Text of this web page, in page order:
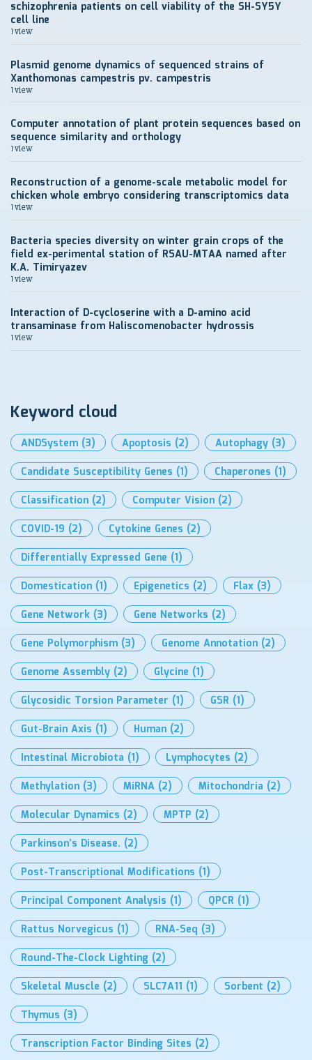
schizophrenia patients on cell viability of the SH-SY5Y
cell line
1 view
Plasmid genome dynamics of sequenced strains of
Xanthomonas campestris pv. campestris
1 view
Computer annotation of plant protein sequences based on
sequence similarity and orthology
1 view
Reconstruction of a genome-scale metabolic model for
chicken whole embryo considering transcriptomics data
1 view
Bacteria species diversity on winter grain crops of the
field ex-perimental station of RSAU-MTAA named after
K.A. Timiryazev
1 view
Interaction of D-cycloserine with a D-amino acid
transaminase from Haliscomenobacter hydrossis
1 view
Keyword cloud
ANDSystem (3) Apoptosis (2) Autophagy (3)
Candidate Susceptibility Genes (1) Chaperones (1)
Classification (2) Computer Vision (2)
COVID-19 (2) Cytokine Genes (2)
Differentially Expressed Gene (1)
Domestication (1) Epigenetics (2) Flax (3)
Gene Network (3) Gene Networks (2)
Gene Polymorphism (3) Genome Annotation (2)
Genome Assembly (2) Glycine (1)
Glycosidic Torsion Parameter (1) GSR (1)
Gut-Brain Axis (1) Human (2)
Intestinal Microbiota (1) Lymphocytes (2)
Methylation (3) MiRNA (2) Mitochondria (2)
Molecular Dynamics (2) MPTP (2)
Parkinson’s Disease. (2)
Post-Transcriptional Modifications (1)
Principal Component Analysis (1) QPCR (1)
Rattus Norvegicus (1) RNA-Seq (3)
Round-The-Clock Lighting (2)
Skeletal Muscle (2) SLC7A11 (1) Sorbent (2)
Thymus (3)
Transcription Factor Binding Sites (2)